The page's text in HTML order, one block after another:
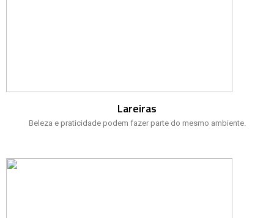
Lareiras
Beleza e praticidade podem fazer parte do mesmo ambiente.